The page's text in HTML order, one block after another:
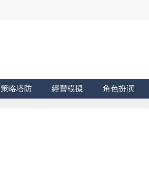
策略塔防 經營模擬 角色扮演